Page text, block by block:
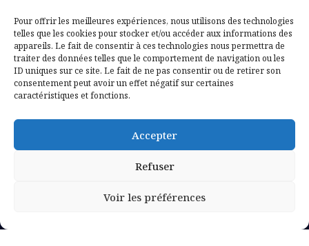
Pour offrir les meilleures expériences, nous utilisons des technologies
telles que les cookies pour stocker et/ou accéder aux informations des
appareils. Le fait de consentir à ces technologies nous permettra de
traiter des données telles que le comportement de navigation ou les
ID uniques sur ce site. Le fait de ne pas consentir ou de retirer son
consentement peut avoir un effet négatif sur certaines
caractéristiques et fonctions.
Accepter
Refuser
Voir les préférences
Mentions légales
Politique de confidentialité